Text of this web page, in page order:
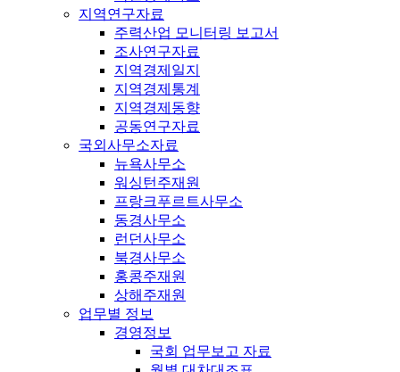
지역연구자료
주력산업 모니터링 보고서
조사연구자료
지역경제일지
지역경제통계
지역경제동향
공동연구자료
국외사무소자료
뉴욕사무소
워싱턴주재원
프랑크푸르트사무소
동경사무소
런던사무소
북경사무소
홍콩주재원
상해주재원
업무별 정보
경영정보
국회 업무보고 자료